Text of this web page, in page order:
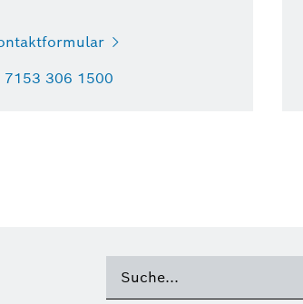
7153 306 1500